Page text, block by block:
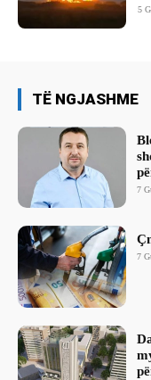
5
TË NGJASHME
7
7